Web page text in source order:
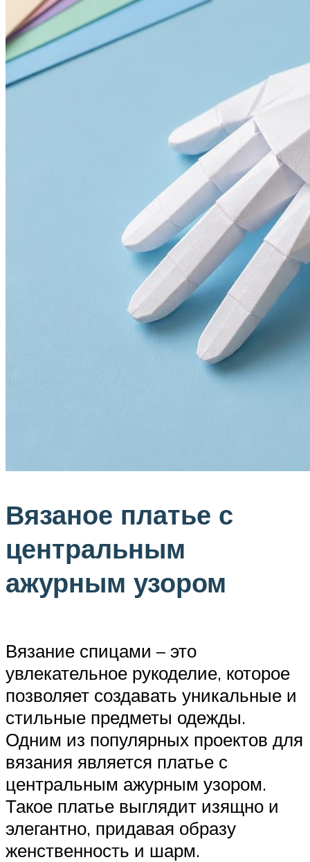
Вязаное платье с
центральным
ажурным узором
Вязание спицами – это
увлекательное рукоделие, которое
позволяет создавать уникальные и
стильные предметы одежды.
Одним из популярных проектов для
вязания является платье с
центральным ажурным узором.
Такое платье выглядит изящно и
элегантно, придавая образу
женственность и шарм.